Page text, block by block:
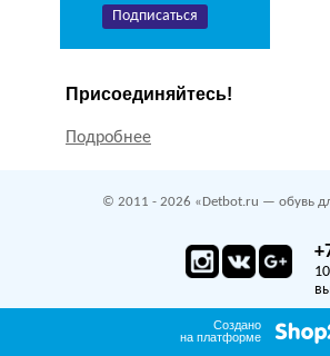
Присоединяйтесь!
Подробнее
© 2011 - 2026 «Detbot.ru — обувь для
Создано
на платформе